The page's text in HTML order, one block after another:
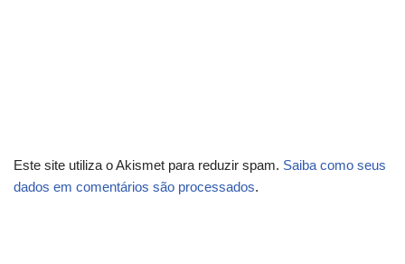
Este site utiliza o Akismet para reduzir spam. Saiba como seus
dados em comentários são processados.